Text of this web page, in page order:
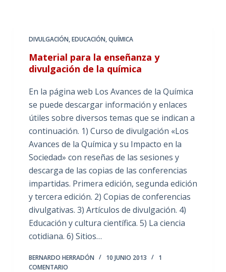
DIVULGACIÓN,EDUCACIÓN,QUÍMICA
Material para la enseñanza y
divulgación de la química
En la página web Los Avances de la Química
se puede descargar información y enlaces
útiles sobre diversos temas que se indican a
continuación. 1) Curso de divulgación «Los
Avances de la Química y su Impacto en la
Sociedad» con reseñas de las sesiones y
descarga de las copias de las conferencias
impartidas. Primera edición, segunda edición
y tercera edición. 2) Copias de conferencias
divulgativas. 3) Artículos de divulgación. 4)
Educación y cultura científica. 5) La ciencia
cotidiana. 6) Sitios…
BERNARDO HERRADÓN 10 JUNIO 2013
1
COMENTARIO